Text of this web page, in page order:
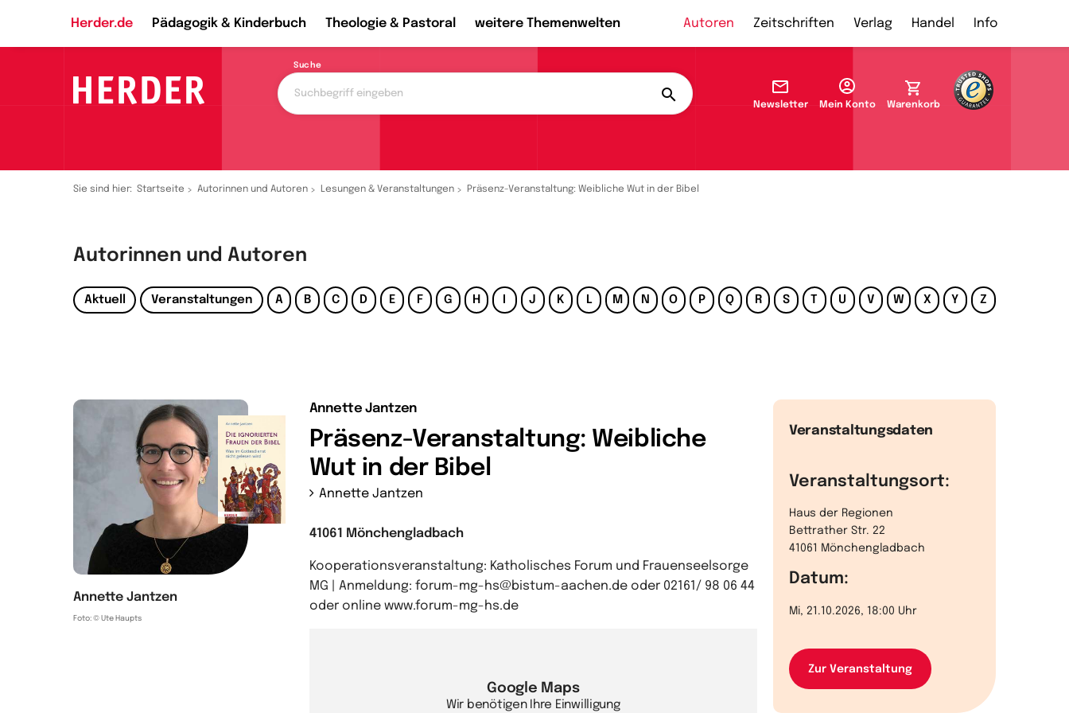
Herder.de Pädagogik & Kinderbuch Theologie & Pastoral weitere Themenwelten Autoren Zeitschriften Verlag Handel Info
Suche
Newsletter Mein Konto Warenkorb
Sie sind hier: Startseite Autorinnen und Autoren Lesungen & Veranstaltungen Präsenz-Veranstaltung: Weibliche Wut in der Bibel
Autorinnen und Autoren
Aktuell Veranstaltungen A B C D E F G H J K L M N O P Q R S T U V W X Y Z
Annette Jantzen
Foto: © Ute Haupts
Annette Jantzen
Präsenz-Veranstaltung: Weibliche
Wut in der Bibel
Annette Jantzen
41061 Mönchengladbach
Kooperationsveranstaltung: Katholisches Forum und Frauenseelsorge
MG | Anmeldung: forum-mg-hs@bistum-aachen.de oder 02161/ 98 06 44
oder online www.forum-mg-hs.de
Google Maps
Wir benötigen Ihre Einwilligung
Veranstaltungsdaten
Veranstaltungsort:
Haus der Regionen
Bettrather Str. 22
41061 Mönchengladbach
Datum:
Mi, 21.10.2026, 18:00 Uhr
Zur Veranstaltung